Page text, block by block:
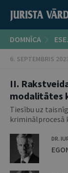
DOMNĪCA
6. SEPTEMBRIS
II.
modalitātes
Tiesību uz
kriminālprocesā
DR.